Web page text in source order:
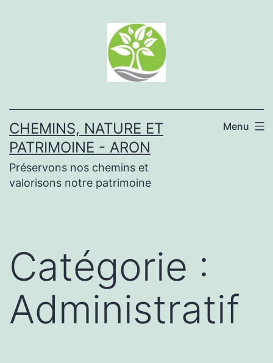
CHEMINS, NATURE ET
PATRIMOINE - ARON
Préservons nos chemins et
valorisons notre patrimoine
Menu
Catégorie :
Administratif